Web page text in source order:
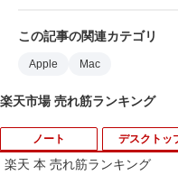
この記事の関連カテゴリ
Apple Mac
楽天市場 売れ筋ランキング
ノート デスクトッ
楽天 本 売れ筋ランキング